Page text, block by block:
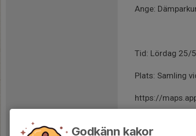
Ange:
Tid: Lördag 25/
Plats: Samling
https://
Godkänn kakor